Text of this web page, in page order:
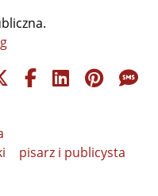
pisarz i publicysta